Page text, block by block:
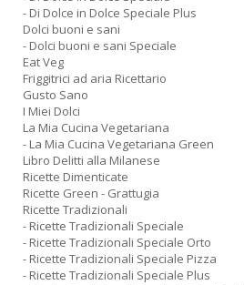
- Di Dolce in Dolce Speciale Plus
Dolci buoni e sani
- Dolci buoni e sani Speciale
Eat Veg
Friggitrici ad aria Ricettario
Gusto Sano
I Miei Dolci
La Mia Cucina Vegetariana
- La Mia Cucina Vegetariana Green
Libro Delitti alla Milanese
Ricette Dimenticate
Ricette Green - Grattugia
Ricette Tradizionali
- Ricette Tradizionali Speciale
- Ricette Tradizionali Speciale Orto
- Ricette Tradizionali Speciale Pizza
- Ricette Tradizionali Speciale Plus